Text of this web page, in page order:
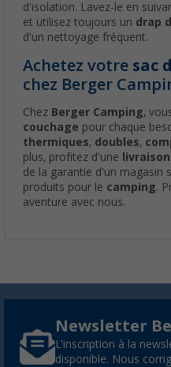
d'isolation. Lavez-le en
et utilisez toujours un drap
d'un nettoyage fréquent.
Achetez votre sac
chez Berger
Chez Berger Camping,
couchage pour chaque
thermiques, doubles,
plus, profitez d'une
de la garantie d'un magasin
produits pour le camping.
aventure avec nous.
Newsletter
L'inscription à la
disponible. Nous